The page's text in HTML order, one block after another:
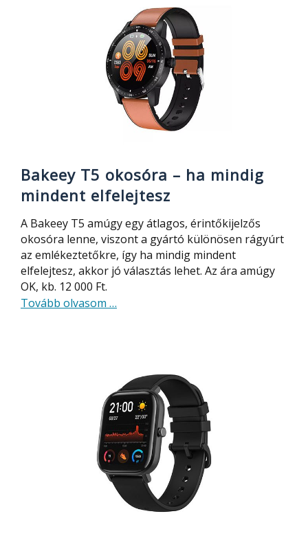
fülhallgató
7
óra
használat!
Bakeey T5 okosóra – ha mindig
mindent elfelejtesz
A Bakeey T5 amúgy egy átlagos, érintőkijelzős
okosóra lenne, viszont a gyártó különösen rágyúrt
az emlékeztetőkre, így ha mindig mindent
elfelejtesz, akkor jó választás lehet. Az ára amúgy
OK, kb. 12 000 Ft.
Tovább olvasom about
ha
mindig
mindent
elfelejtesz
…